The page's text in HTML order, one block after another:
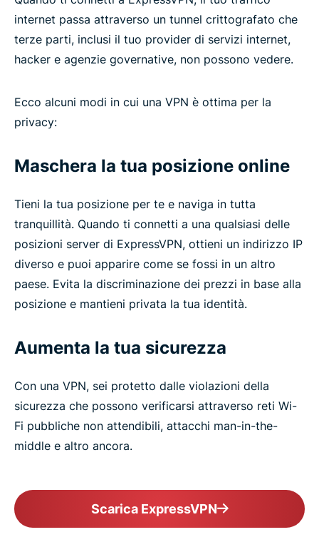
internet passa attraverso un tunnel crittografato che
terze parti, inclusi il tuo provider di servizi internet,
hacker e agenzie governative, non possono vedere.
Ecco alcuni modi in cui una VPN è ottima per la
privacy:
Maschera la tua posizione online
Tieni la tua posizione per te e naviga in tutta
tranquillità. Quando ti connetti a una qualsiasi delle
posizioni server di ExpressVPN, ottieni un indirizzo IP
diverso e puoi apparire come se fossi in un altro
paese. Evita la discriminazione dei prezzi in base alla
posizione e mantieni privata la tua identità.
Aumenta la tua sicurezza
Con una VPN, sei protetto dalle violazioni della
sicurezza che possono verificarsi attraverso reti Wi-
Fi pubbliche non attendibili, attacchi man-in-the-
middle e altro ancora.
Scarica ExpressVPN